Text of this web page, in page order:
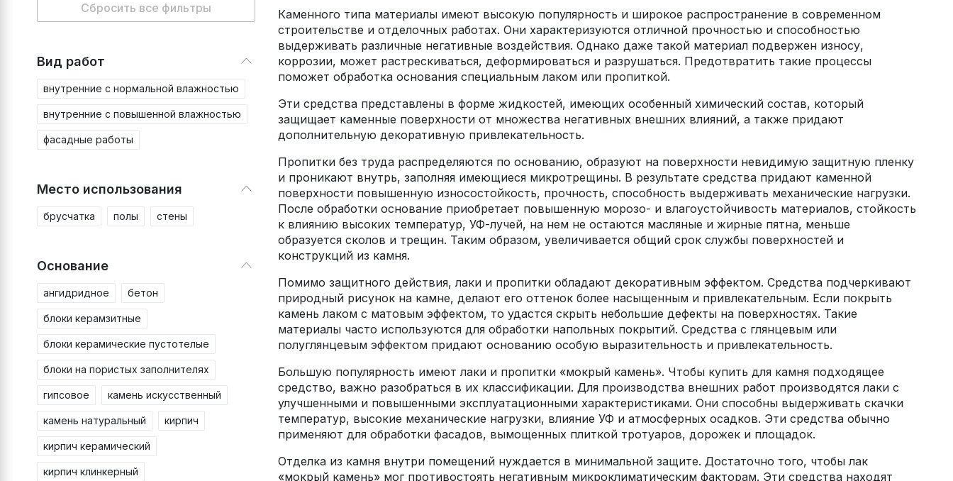
Сбросить все фильтры
Вид работ
внутренние с нормальной влажностью
внутренние с повышенной влажностью
фасадные работы
Место использования
брусчатка полы стены
Основание
ангидридное бетон
блоки керамзитные
блоки керамические пустотелые
блоки на пористых заполнителях
гипсовое камень искусственный
камень натуральный кирпич
кирпич керамический
кирпич клинкерный
Каменного типа материалы имеют высокую популярность и широкое распространение в современном
строительстве и отделочных работах. Они характеризуются отличной прочностью и способностью
выдерживать различные негативные воздействия. Однако даже такой материал подвержен износу,
коррозии, может растрескиваться, деформироваться и разрушаться. Предотвратить такие процессы
поможет обработка основания специальным лаком или пропиткой.
Эти средства представлены в форме жидкостей, имеющих особенный химический состав, который
защищает каменные поверхности от множества негативных внешних влияний, а также придают
дополнительную декоративную привлекательность.
Пропитки без труда распределяются по основанию, образуют на поверхности невидимую защитную пленку
и проникают внутрь, заполняя имеющиеся микротрещины. В результате средства придают каменной
поверхности повышенную износостойкость, прочность, способность выдерживать механические нагрузки.
После обработки основание приобретает повышенную морозо- и влагоустойчивость материалов, стойкость
к влиянию высоких температур, УФ-лучей, на нем не остаются масляные и жирные пятна, меньше
образуется сколов и трещин. Таким образом, увеличивается общий срок службы поверхностей и
конструкций из камня.
Помимо защитного действия, лаки и пропитки обладают декоративным эффектом. Средства подчеркивают
природный рисунок на камне, делают его оттенок более насыщенным и привлекательным. Если покрыть
камень лаком с матовым эффектом, то удастся скрыть небольшие дефекты на поверхностях. Такие
материалы часто используются для обработки напольных покрытий. Средства с глянцевым или
полуглянцевым эффектом придают основанию особую выразительность и привлекательность.
Большую популярность имеют лаки и пропитки «мокрый камень». Чтобы купить для камня подходящее
средство, важно разобраться в их классификации. Для производства внешних работ производятся лаки с
улучшенными и повышенными эксплуатационными характеристиками. Они способны выдерживать скачки
температур, высокие механические нагрузки, влияние УФ и атмосферных осадков. Эти средства обычно
применяют для обработки фасадов, вымощенных плиткой тротуаров, дорожек и площадок.
Отделка из камня внутри помещений нуждается в минимальной защите. Достаточно того, чтобы лак
«мокрый камень» мог противостоять негативным микроклиматическим факторам. Эти средства находят